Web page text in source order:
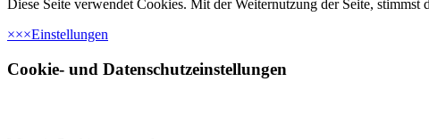
Diese Seite verwendet Cookies. Mit der Weiternutzung der Seite, stimmst
×××Einstellungen
Cookie- und Datenschutzeinstellungen